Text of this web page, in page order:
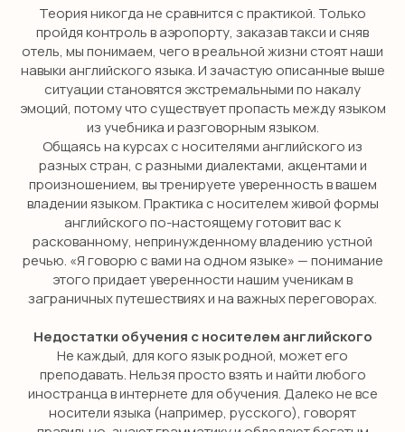
Теория никогда не сравнится с практикой. Только
пройдя контроль в аэропорту, заказав такси и сняв
отель, мы понимаем, чего в реальной жизни стоят наши
навыки английского языка. И зачастую описанные выше
ситуации становятся экстремальными по накалу
эмоций, потому что существует пропасть между языком
из учебника и разговорным языком.
Общаясь на курсах с носителями английского из
разных стран, с разными диалектами, акцентами и
произношением, вы тренируете уверенность в вашем
владении языком. Практика с носителем живой формы
английского по-настоящему готовит вас к
раскованному, непринужденному владению устной
речью. «Я говорю с вами на одном языке» — понимание
этого придает уверенности нашим ученикам в
заграничных путешествиях и на важных переговорах.
Недостатки обучения с носителем английского
Не каждый, для кого язык родной, может его
преподавать. Нельзя просто взять и найти любого
иностранца в интернете для обучения. Далеко не все
носители языка (например, русского), говорят
НЕТ ВРЕМЕНИ
РАЗБИРАТЬСЯ?
Оставьте заявку и мы свяжемся с
вами в течение 10 минут
+7
Я даю согласие на обработку персональных данных
политикой конфиденциальности